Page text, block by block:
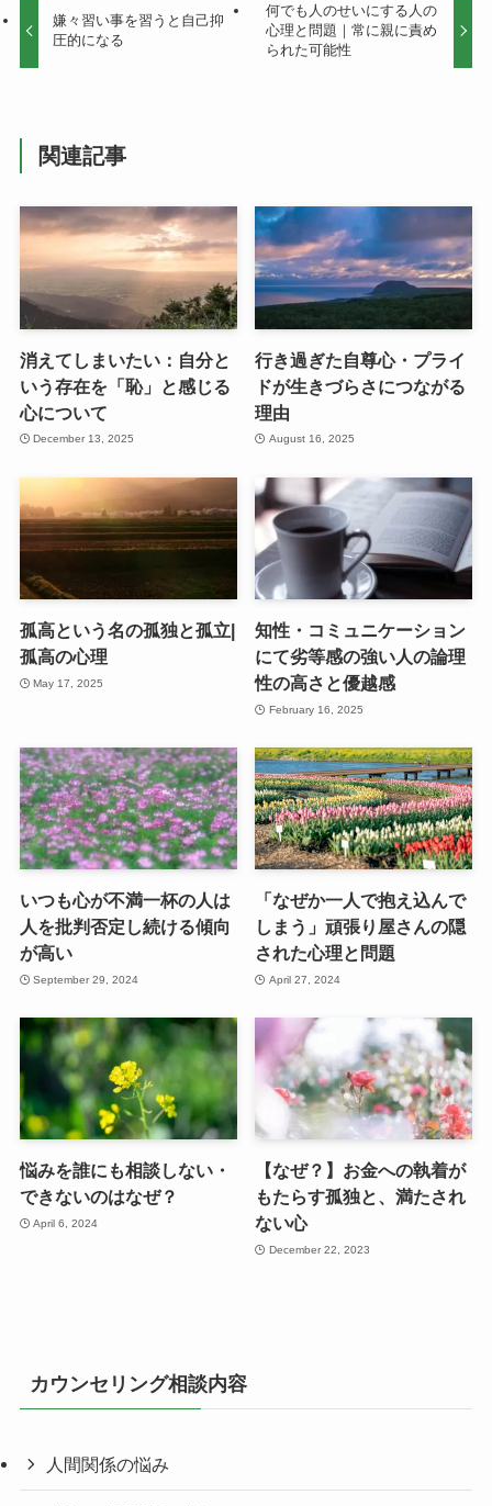
嫌々習い事を習うと自己抑
圧的になる
何でも人のせいにする人の
心理と問題｜常に親に責め
られた可能性
関連記事
消えてしまいたい：自分と
いう存在を「恥」と感じる
心について
December 13, 2025
行き過ぎた自尊心・プライ
ドが生きづらさにつながる
理由
August 16, 2025
孤高という名の孤独と孤立|
孤高の心理
May 17, 2025
知性・コミュニケーション
にて劣等感の強い人の論理
性の高さと優越感
February 16, 2025
いつも心が不満一杯の人は
人を批判否定し続ける傾向
が高い
September 29, 2024
「なぜか一人で抱え込んで
しまう」頑張り屋さんの隠
された心理と問題
April 27, 2024
悩みを誰にも相談しない・
できないのはなぜ？
April 6, 2024
【なぜ？】お金への執着が
もたらす孤独と、満たされ
ない心
December 22, 2023
カウンセリング相談内容
人間関係の悩み